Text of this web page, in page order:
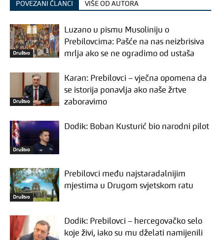
POVEZANI ČLANCI VIŠE OD AUTORA
Društvo
Luzano u pismu Musoliniju o
Prebilovcima: Pašće na nas neizbrisiva
mrlja ako se ne ogradimo od ustaša
Društvo
Karan: Prebilovci – vječna opomena da
se istorija ponavlja ako naše žrtve
zaboravimo
Društvo
Dodik: Boban Kusturić bio narodni pilot
Društvo
Prebilovci među najstaradalnijim
mjestima u Drugom svjetskom ratu
Dodik: Prebilovci – hercegovačko selo
koje živi, iako su mu dželati namijenili